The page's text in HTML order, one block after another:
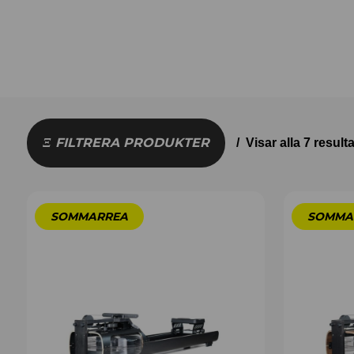
FILTRERA PRODUKTER Visar alla 7